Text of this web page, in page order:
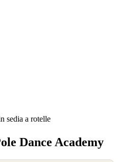
sedia a rotelle
Dance Academy